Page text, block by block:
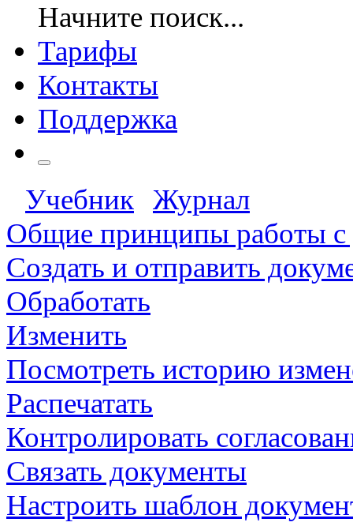
Начните поиск...
Тарифы
Контакты
Поддержка
Учебник
Журнал
Общие принципы работы с
Создать и отправить
Обработать
Изменить
Посмотреть историю
Распечатать
Контролировать
Связать документы
Настроить шаблон